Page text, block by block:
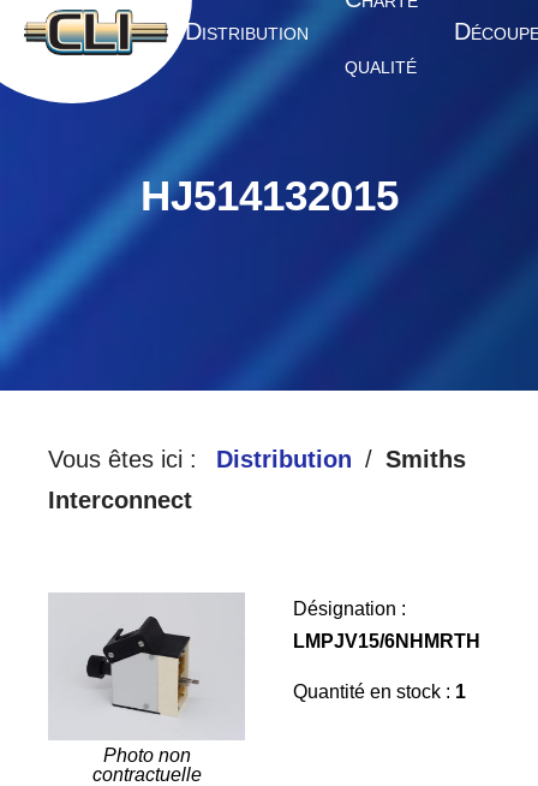
A CCUEIL DISTRIBUTION
QUALITÉ
D
HJ514132015
Vous êtes ici : Distribution
Smiths
Interconnect
Photo non
contractuelle
Désignation :
LMPJV15/6NHMRTH
Quantité en stock : 1